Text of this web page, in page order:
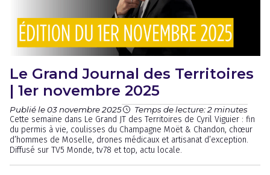
Le Grand Journal des Territoires
| 1er novembre 2025
Publié le 03 novembre 2025 Temps de lecture: 2 minutes
Cette semaine dans Le Grand JT des Territoires de Cyril Viguier : fin
du permis à vie, coulisses du Champagne Moët & Chandon, chœur
d’hommes de Moselle, drones médicaux et artisanat d’exception.
Diffusé sur TV5 Monde, tv78 et top, actu locale.